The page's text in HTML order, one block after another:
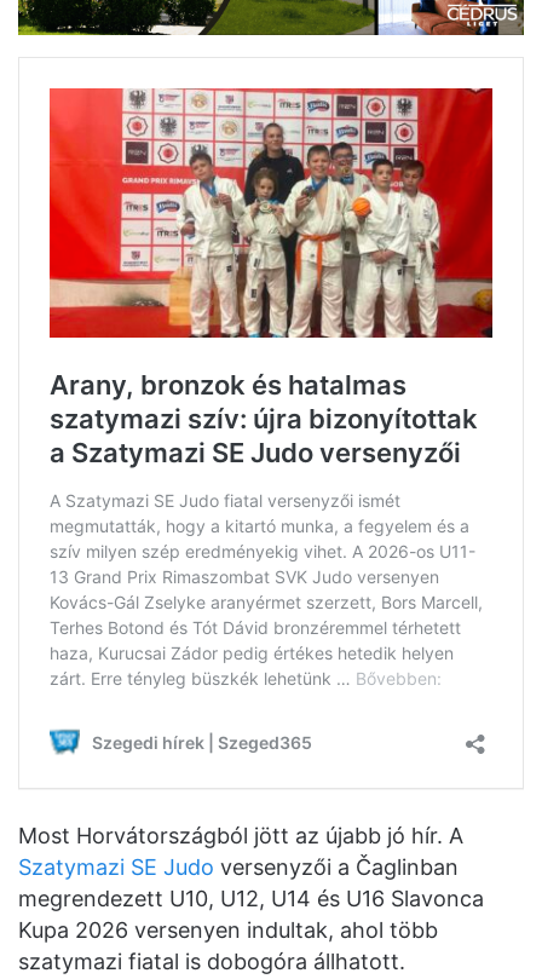
Most Horvátországból jött az újabb jó hír. A
Szatymazi SE Judo versenyzői a Čaglinban
megrendezett U10, U12, U14 és U16 Slavonca
Kupa 2026 versenyen indultak, ahol több
szatymazi fiatal is dobogóra állhatott.